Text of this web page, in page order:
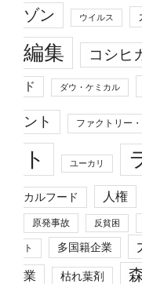
ゾン ウイルス
編集
コシヒ
ド ダウ・ケミカル
ント ファクトリー
ト
ユーカリ
カルフード 人権
原発事故 反貧困
ト 多国籍企業
業 枯れ葉剤